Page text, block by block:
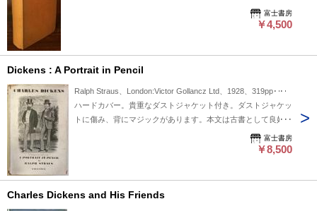
富士書房
￥4,500
Dickens : A Portrait in Pencil
Ralph Straus、London:Victor Gollancz Ltd、1928、319pp･･･
ハードカバー。貴重なダストジャケット付き。ダストジャケッ
トに傷み、背にマジックがあります。本文は古書として良好で
富士書房
￥8,500
Charles Dickens and His Friends